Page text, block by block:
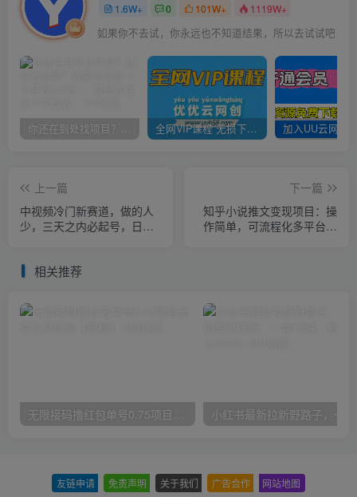
1.6W+ 0 101W+ 1119W+
如果你不去试，你永远也不知道结果，所以去试试吧
你还在到处找项目？还在当韭菜？我靠卖项目一个月收入5万+，曾经我也是个失败者。 全网VIP课程 无损下载~
上一篇
中视频冷门新赛道，做的人
少，三天之内必起号，日入
下一篇
知乎小说推文变现项目：操
作简单，可流程化多平台操
相关推荐
无限接码撸红包单号0.75项目无偿分享给你【揭秘】
友链申请 免责声明 关于我们 广告合作 网站地图